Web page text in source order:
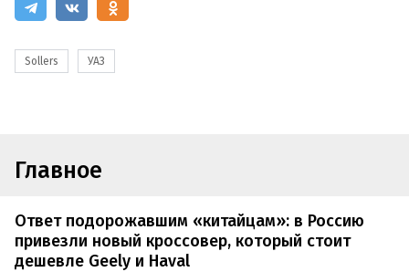
Sollers УАЗ
Главное
Ответ подорожавшим «китайцам»: в Россию
привезли новый кроссовер, который стоит
дешевле Geely и Haval